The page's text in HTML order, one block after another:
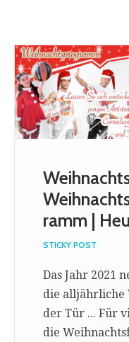
ramm |
STICKY POST
Das Jahr 2021
die alljährliche
der Tür ... Für
die